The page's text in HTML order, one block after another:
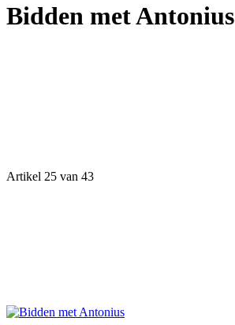
Bidden met Antonius
Artikel 25 van 43